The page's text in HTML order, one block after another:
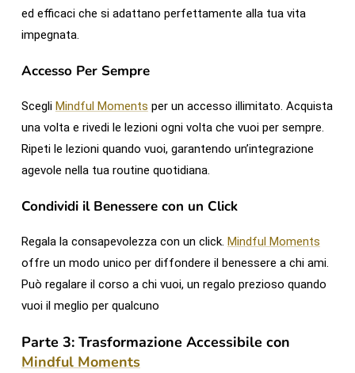
ed efficaci che si adattano perfettamente alla tua vita
impegnata.
Accesso Per Sempre
Scegli Mindful Moments per un accesso illimitato. Acquista
una volta e rivedi le lezioni ogni volta che vuoi per sempre.
Ripeti le lezioni quando vuoi, garantendo un’integrazione
agevole nella tua routine quotidiana.
Condividi il Benessere con un Click
Regala la consapevolezza con un click. Mindful Moments
offre un modo unico per diffondere il benessere a chi ami.
Può regalare il corso a chi vuoi, un regalo prezioso quando
vuoi il meglio per qualcuno
Parte 3: Trasformazione Accessibile con
Mindful Moments